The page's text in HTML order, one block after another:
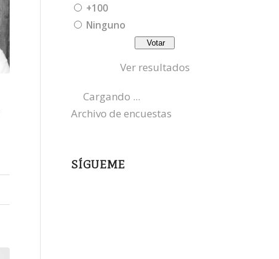
+100
Ninguno
Ver resultados
Cargando ...
Archivo de encuestas
SÍGUEME